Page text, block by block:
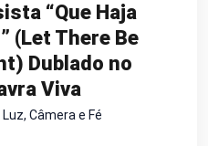
“Que Haja
(Let There Be
Dublado no
Viva
Luz, Câmera e Fé